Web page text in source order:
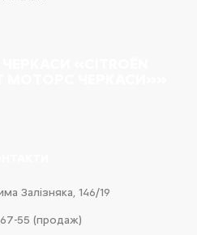
Залізняка, 146/19
55 (продаж)